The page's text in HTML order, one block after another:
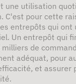
une utilisation
C'est pour cette
entrepôts qui ont
Un entrepôt qui
de
adéquat, pour
et assurer